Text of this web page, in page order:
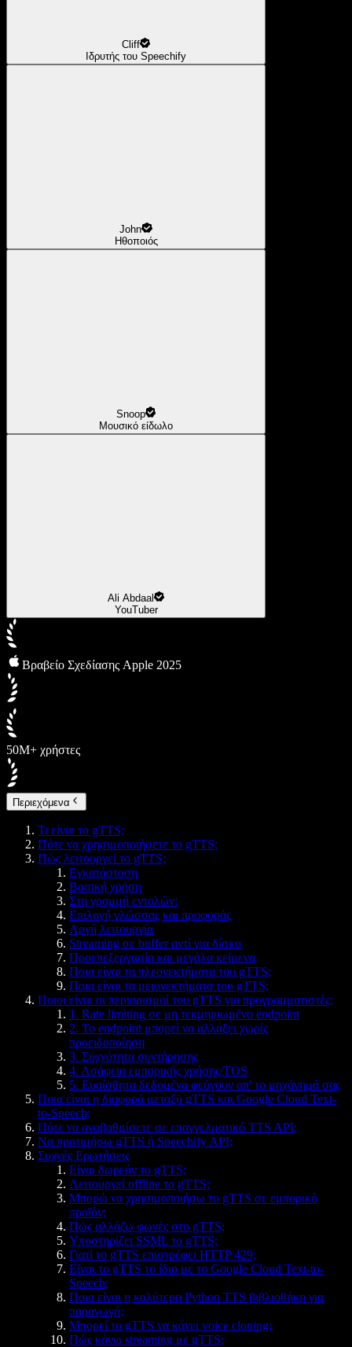
Cliff
Ιδρυτής του Speechify
John
Ηθοποιός
Snoop
Μουσικό είδωλο
Ali Abdaal
YouTuber
Βραβείο Σχεδίασης Apple 2025
50M+ χρήστες
Περιεχόμενα
Τι είναι το gTTS;
Πότε να χρησιμοποιήσετε το gTTS;
Πώς λειτουργεί το gTTS;
Εγκατάσταση
Βασική χρήση
Στη γραμμή εντολών:
Επιλογή γλώσσας και προφοράς
Αργή λειτουργία
Streaming σε buffer αντί για δίσκο
Προεπεξεργασία και μεγάλα κείμενα
Ποια είναι τα πλεονεκτήματα του gTTS;
Ποια είναι τα μειονεκτήματα του gTTS;
Ποιοι είναι οι περιορισμοί του gTTS για προγραμματιστές;
1. Rate limiting σε μη τεκμηριωμένο endpoint
2. Το endpoint μπορεί να αλλάξει χωρίς
προειδοποίηση
3. Συχνότητα συντήρησης
4. Ασάφεια εμπορικής χρήσης/TOS
5. Ευαίσθητα δεδομένα φεύγουν απ' το μηχάνημά σας
Ποια είναι η διαφορά μεταξύ gTTS και Google Cloud Text-
to-Speech;
Πότε να αναβαθμίσετε σε επαγγελματικό TTS API;
Να προτιμήσω gTTS ή Speechify API;
Συχνές Ερωτήσεις
Είναι δωρεάν το gTTS;
Λειτουργεί offline το gTTS;
Μπορώ να χρησιμοποιήσω το gTTS σε εμπορικό
προϊόν;
Πώς αλλάζω φωνές στο gTTS;
Υποστηρίζει SSML το gTTS;
Γιατί το gTTS επιστρέφει HTTP 429;
Είναι το gTTS το ίδιο με το Google Cloud Text-to-
Speech;
Ποια είναι η καλύτερη Python TTS βιβλιοθήκη για
παραγωγή;
Μπορεί το gTTS να κάνει voice cloning;
Πώς κάνω streaming με gTTS;